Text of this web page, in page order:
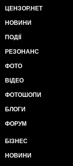
ЦЕНЗОР.НЕТ
НОВИНИ
ПОДІЇ
РЕЗОНАНС
ФОТО
ВІДЕО
ФОТОШОПИ
БЛОГИ
ФОРУМ
БІЗНЕС
НОВИНИ